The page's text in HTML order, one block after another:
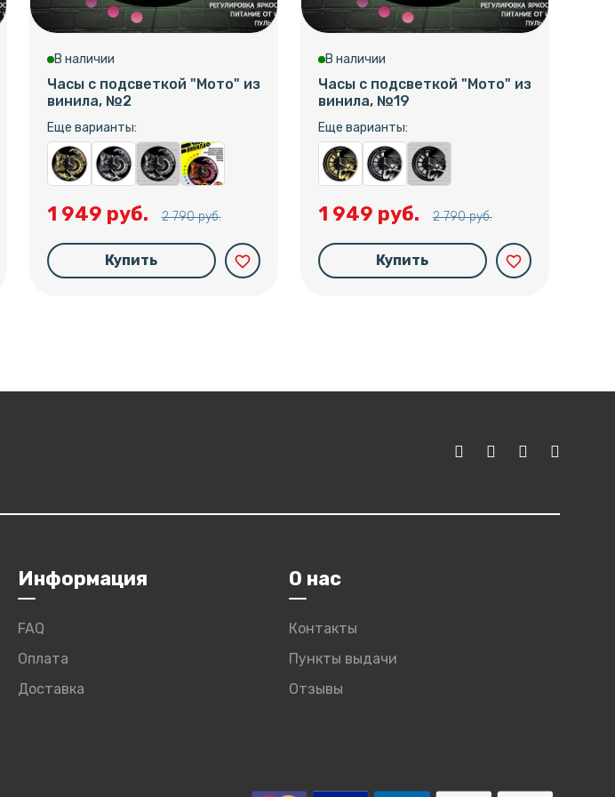
В наличии
Часы с подсветкой "Мото" из
винила, №2
Еще варианты:
1 949 руб. 2 790 руб.
Купить favorite_border
В наличии
Часы с подсветкой "Мото" из
винила, №19
Еще варианты:
1 949 руб. 2 790 руб.
Купить favorite_border
Информация
FAQ
Оплата
Доставка
О нас
Контакты
Пункты выдачи
Отзывы